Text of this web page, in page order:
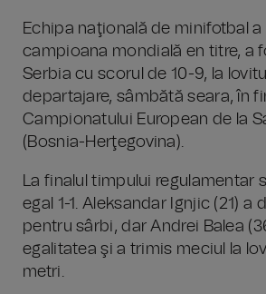
Echipa naţională de minifotbal a
campioana mondială en titre, a
Serbia cu scorul de 10-9, la
departajare, sâmbătă seara, în
Campionatului European de la
(Bosnia-Herţegovina).
La finalul timpului regulamentar
egal 1-1. Aleksandar Ignjic (21) a
pentru sârbi, dar Andrei Balea
egalitatea şi a trimis meciul la
metri.